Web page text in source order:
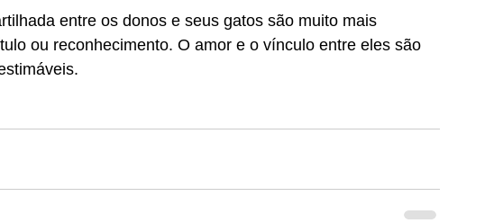
entre os donos e seus gatos são muito mais
ou reconhecimento. O amor e o vínculo entre eles são